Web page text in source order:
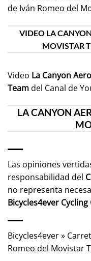
de Iván Romeo del
VIDEO LA
MOVISTAR
Video La Canyon
Teamdel Canal de
LA CANYON
Las opiniones
responsabilidad del
no representa
Bicycles4ever
Bicycles4ever»
Romeo del Movistar